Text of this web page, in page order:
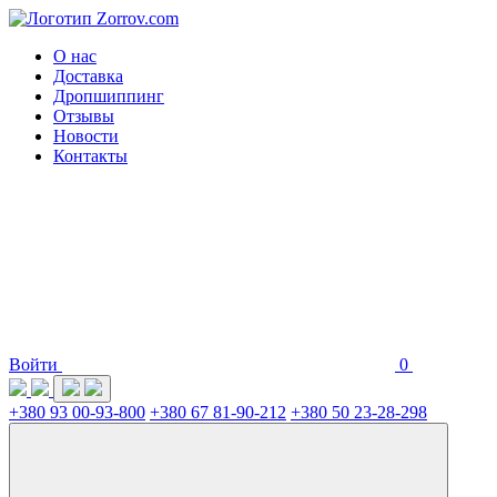
О нас
Доставка
Дропшиппинг
Отзывы
Новости
Контакты
Войти 0
+380 93 00-93-800 +380 67 81-90-212 +380 50 23-28-298